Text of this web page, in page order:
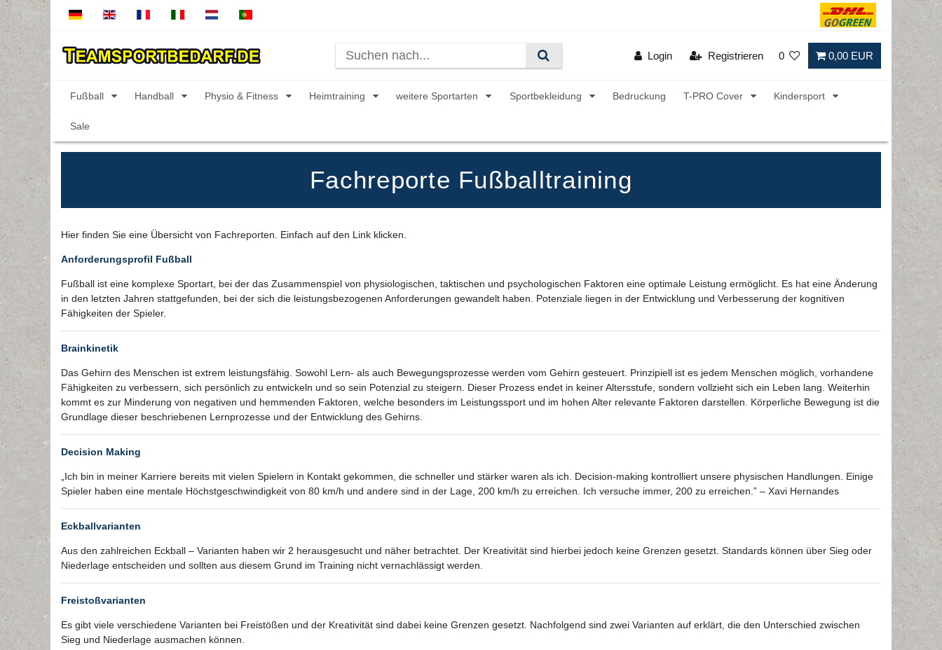
Login Registrieren 0 0,00 EUR
Fußball Handball Physio & Fitness Heimtraining weitere Sportarten Sportbekleidung Bedruckung T-PRO Cover Kindersport
Sale
Fachreporte Fußballtraining
Hier finden Sie eine Übersicht von Fachreporten. Einfach auf den Link klicken.
Anforderungsprofil Fußball
Fußball ist eine komplexe Sportart, bei der das Zusammenspiel von physiologischen, taktischen und psychologischen Faktoren eine optimale Leistung ermöglicht. Es hat eine Änderung
in den letzten Jahren stattgefunden, bei der sich die leistungsbezogenen Anforderungen gewandelt haben. Potenziale liegen in der Entwicklung und Verbesserung der kognitiven
Fähigkeiten der Spieler.
Brainkinetik
Das Gehirn des Menschen ist extrem leistungsfähig. Sowohl Lern- als auch Bewegungsprozesse werden vom Gehirn gesteuert. Prinzipiell ist es jedem Menschen möglich, vorhandene
Fähigkeiten zu verbessern, sich persönlich zu entwickeln und so sein Potenzial zu steigern. Dieser Prozess endet in keiner Altersstufe, sondern vollzieht sich ein Leben lang. Weiterhin
kommt es zur Minderung von negativen und hemmenden Faktoren, welche besonders im Leistungssport und im hohen Alter relevante Faktoren darstellen. Körperliche Bewegung ist die
Grundlage dieser beschriebenen Lernprozesse und der Entwicklung des Gehirns.
Decision Making
„Ich bin in meiner Karriere bereits mit vielen Spielern in Kontakt gekommen, die schneller und stärker waren als ich. Decision-making kontrolliert unsere physischen Handlungen. Einige
Spieler haben eine mentale Höchstgeschwindigkeit von 80 km/h und andere sind in der Lage, 200 km/h zu erreichen. Ich versuche immer, 200 zu erreichen.” – Xavi Hernandes
Eckballvarianten
Aus den zahlreichen Eckball – Varianten haben wir 2 herausgesucht und näher betrachtet. Der Kreativität sind hierbei jedoch keine Grenzen gesetzt. Standards können über Sieg oder
Niederlage entscheiden und sollten aus diesem Grund im Training nicht vernachlässigt werden.
Freistoßvarianten
Es gibt viele verschiedene Varianten bei Freistößen und der Kreativität sind dabei keine Grenzen gesetzt. Nachfolgend sind zwei Varianten auf erklärt, die den Unterschied zwischen
Sieg und Niederlage ausmachen können.